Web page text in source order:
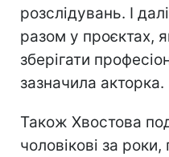
розслідувань. І
разом у проєктах,
зберігати
зазначила акторка.
Також Хвостова
чоловікові за